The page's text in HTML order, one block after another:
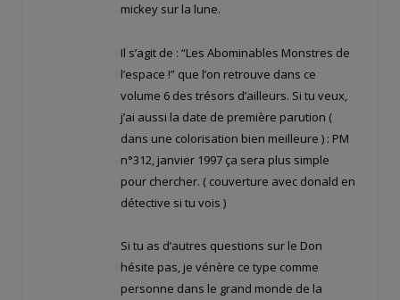
mickey sur la lune.
Il s’agit de : “Les Abominables Monstres de
l’espace !” que l’on retrouve dans ce
volume 6 des trésors d’ailleurs. Si tu veux,
j’ai aussi la date de première parution (
dans une colorisation bien meilleure ) : PM
n°312, janvier 1997 ça sera plus simple
pour chercher. ( couverture avec donald en
détective si tu vois )
Si tu as d’autres questions sur le Don
hésite pas, je vénère ce type comme
personne dans le grand monde de la